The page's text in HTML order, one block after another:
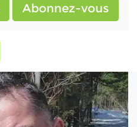
Abonnez-vous